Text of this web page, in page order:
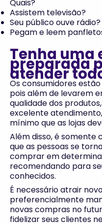
Quais?
Assistem televisão?
Seu público ouve rádio?
Pegam e leem
Tenha uma
preparada
atender
Os consumidores
pois além de levarem
qualidade dos
excelente
mínimo que as lojas
Além disso, é
que as pessoas se
comprar em
recomendando para
conhecidos.
É necessário atrair
preferencialmente
novas compras no
fidelizar seus clientes